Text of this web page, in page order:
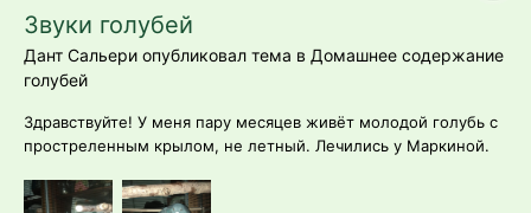
Звуки голубей
Дант Сальери опубликовал тема в Домашнее содержание
голубей
Здравствуйте! У меня пару месяцев живёт молодой голубь с
простреленным крылом, не летный. Лечились у Маркиной.
переносит мое присутствие рядом, нервничает, когда я его в